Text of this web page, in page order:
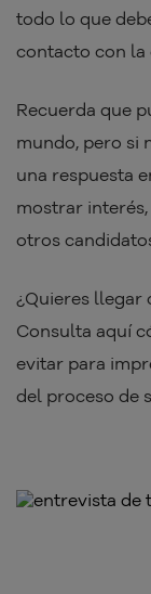
todo lo que
contacto con la
Recuerda que
mundo, pero si
una respuesta
mostrar
otros
¿Quieres llegar
Consulta aquí
evitar para
del proceso de